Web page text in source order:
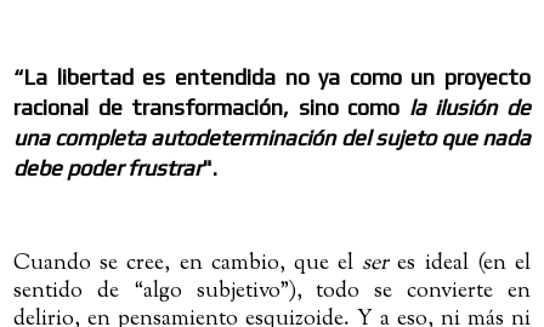
“La libertad es entendida no ya como un proyecto
racional de transformación, sino como la ilusión de
una completa autodeterminación del sujeto que nada
debe poder frustrar".
Cuando se cree, en cambio, que el seres ideal (en el
sentido de “algo subjetivo”), todo se convierte en
delirio, en pensamiento esquizoide. Y a eso, ni más ni